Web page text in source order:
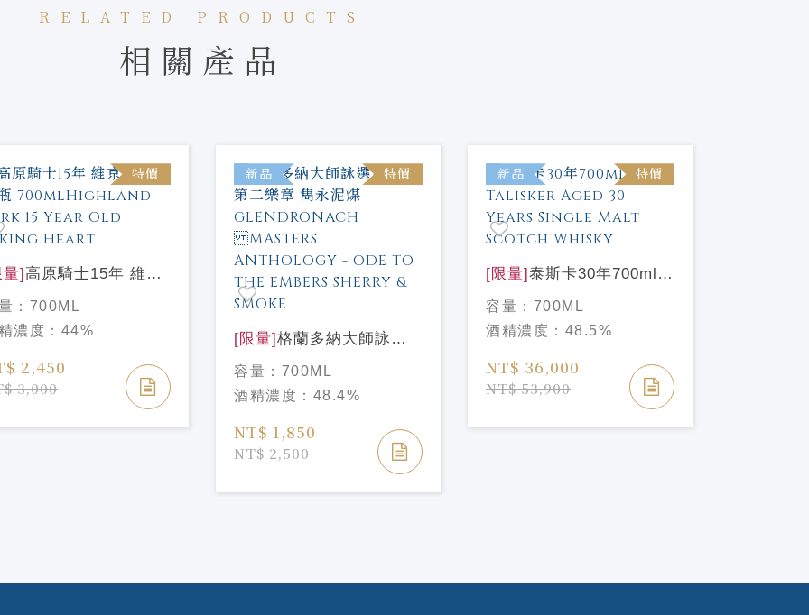
RELATED PRODUCTS
相關產品
特價
] 高原騎士15年 維京
陶瓷瓶
Park 15
Old Viking Heart
： 700ML
濃度： 44%
2,450
3,000
新品 特價
[限量] 格蘭多納大師詠選
系列 第二樂章 雋永泥煤
GLENDRONACH
MASTERS
ANTHOLOGY - ODE TO
THE EMBERS SHERRY
容量： 700ML
酒精濃度： 48.4%
NT$ 1,850
NT$ 2,500
新品 特價
[限量] 泰斯卡30年700ml
Talisker Aged 30 Years
Single Malt Scotch
Whisky
容量： 700ML
酒精濃度： 48.5%
NT$ 36,000
NT$ 53,900